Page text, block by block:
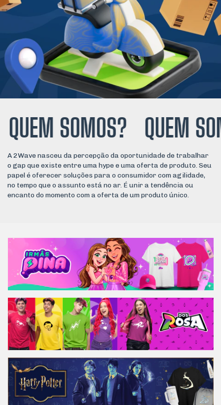
SOMOS? QUEM
A 2Wave nasceu da percepção da oportunidade de trabalhar
o gap que existe entre uma hype e uma oferta de produto. Seu
papel é oferecer soluções para o consumidor com agilidade,
no tempo que o assunto está no ar. É unir a tendência ou
encanto do momento com a oferta de um produto único.